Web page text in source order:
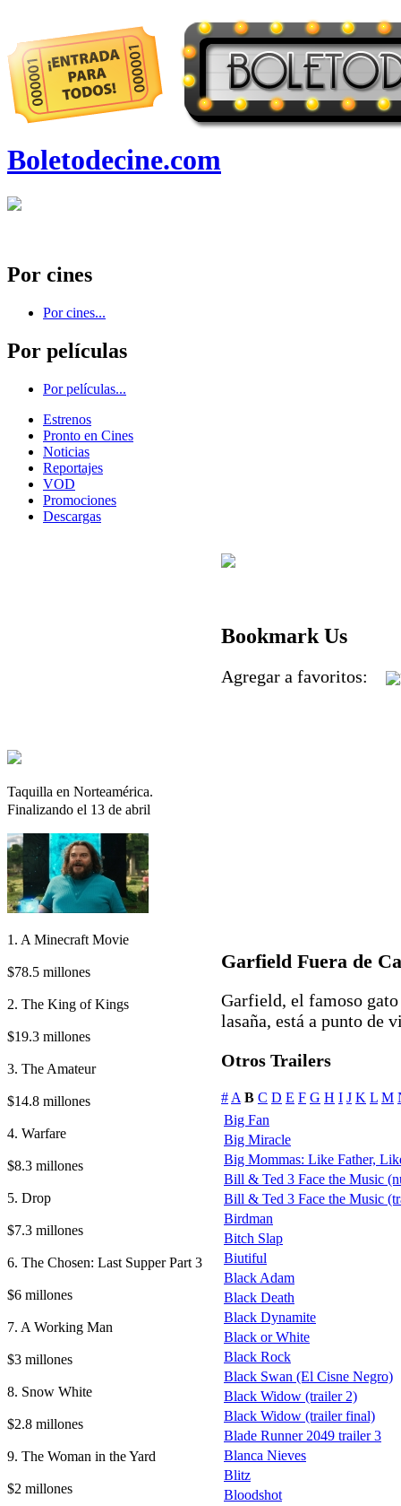
Boletodecine.com
Por cines
Por cines...
Por películas
Por películas...
Estrenos
Pronto en Cines
Noticias
Reportajes
VOD
Promociones
Descargas
Taquilla en Norteamérica.
Finalizando el 13 de abril
1. A Minecraft Movie
$78.5 millones
2. The King of Kings
$19.3 millones
3. The Amateur
$14.8 millones
4. Warfare
$8.3 millones
5. Drop
$7.3 millones
6. The Chosen: Last Supper Part 3
$6 millones
7. A Working Man
$3 millones
8. Snow White
$2.8 millones
9. The Woman in the Yard
$2 millones
Bookmark Us
Agregar a favoritos:
Garfield Fuera de
Garfield, el famoso
lasaña, está a punto de
Otros Trailers
# A B C D E F G H I J K L M
Big Fan
Big Miracle
Big Mommas: Like Father,
Bill & Ted 3 Face the Music
Bill & Ted 3 Face the Music
Birdman
Bitch Slap
Biutiful
Black Adam
Black Death
Black Dynamite
Black or White
Black Rock
Black Swan (El Cisne Negro)
Black Widow (trailer 2)
Black Widow (trailer final)
Blade Runner 2049 trailer 3
Blanca Nieves
Blitz
Bloodshot